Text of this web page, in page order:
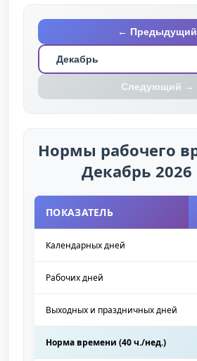
← Предыдущий
Следующий →
Нормы рабочего
Декабрь 2026
ПОКАЗАТЕЛЬ
Календарных дней
Рабочих дней
Выходных и праздничных дней
Норма времени (40 ч./нед.)